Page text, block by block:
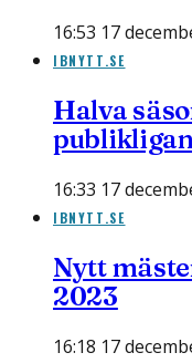
16:53 17
IBNYTT.SE
Halva
16:33 17
IBNYTT.SE
Nytt
2023
16:18 17